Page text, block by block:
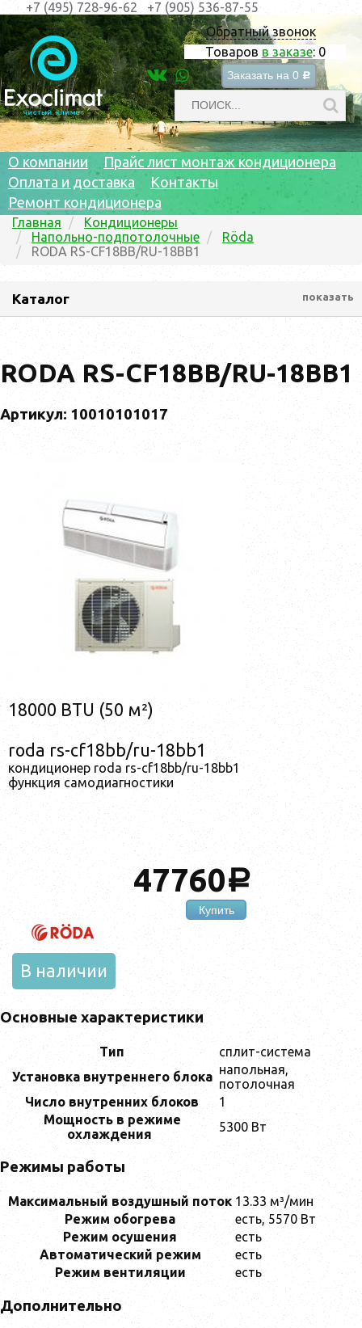
Обратный звонок
Товаров в заказе: 0
Заказать на 0 c
+7 (495) 728-96-62 +7 (905) 536-87-55
О компании
Прайс лист монтаж кондиционера
Оплата и доставка
Контакты
Ремонт кондиционера
Главная
Кондиционеры
Напольно-подпотолочные
Röda
RODA RS-CF18BB/RU-18BB1
Каталог показать
RODA RS-CF18BB/RU-18BB1
Артикул: 10010101017
18000 BTU (50 м²)
roda rs-cf18bb/ru-18bb1
кондиционер roda rs-cf18bb/ru-18bb1
функция самодиагностики
47760a
Купить
В наличии
Основные характеристики
Тип
сплит-система
Установка внутреннего блока напольная,
потолочная
Число внутренних блоков
1
Мощность в режиме
охлаждения
5300 Вт
Режимы работы
Максимальный воздушный поток 13.33 м³/мин
Режим обогрева
есть, 5570 Вт
Режим осушения
есть
Автоматический режим
есть
Режим вентиляции
есть
Дополнительно